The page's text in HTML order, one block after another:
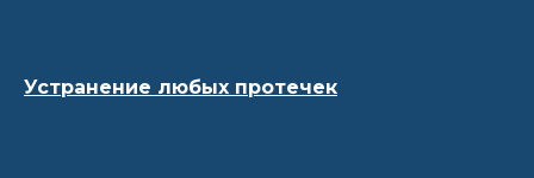
Устранение любых протечек